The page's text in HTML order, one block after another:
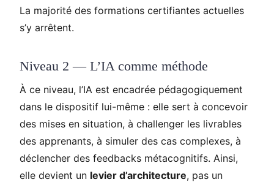
La majorité des formations certifiantes actuelles
s’y arrêtent.
Niveau 2 — L’IA comme méthode
À ce niveau, l’IA est encadrée pédagogiquement
dans le dispositif lui-même : elle sert à concevoir
des mises en situation, à challenger les livrables
des apprenants, à simuler des cas complexes, à
déclencher des feedbacks métacognitifs. Ainsi,
elle devient un levier d’architecture, pas un